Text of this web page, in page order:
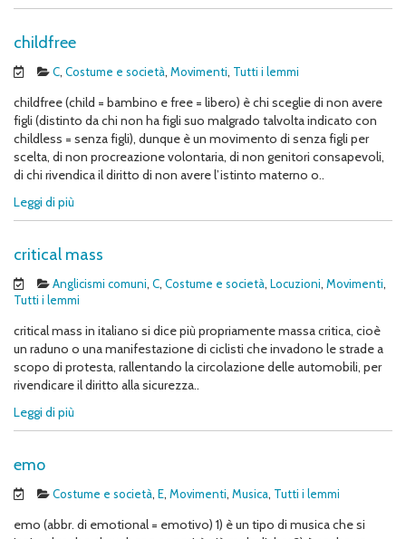
childfree
C, Costume e società, Movimenti, Tutti i lemmi
childfree (child = bambino e free = libero) è chi sceglie di non avere
figli (distinto da chi non ha figli suo malgrado talvolta indicato con
childless = senza figli), dunque è un movimento di senza figli per
scelta, di non procreazione volontaria, di non genitori consapevoli,
di chi rivendica il diritto di non avere l’istinto materno o..
Leggi di più
critical mass
Anglicismi comuni, C, Costume e società, Locuzioni, Movimenti,
Tutti i lemmi
critical mass in italiano si dice più propriamente massa critica, cioè
un raduno o una manifestazione di ciclisti che invadono le strade a
scopo di protesta, rallentando la circolazione delle automobili, per
rivendicare il diritto alla sicurezza..
Leggi di più
emo
Costume e società, E, Movimenti, Musica, Tutti i lemmi
emo (abbr. di emotional = emotivo) 1) è un tipo di musica che si